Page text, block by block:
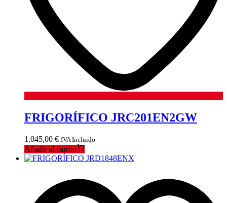
FRIGORÍFICO JRC201EN2GW
1.045,00 € IVA Incluido
Añadir al carrito